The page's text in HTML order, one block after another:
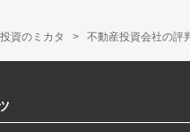
資のミカタ 不動産投資会社の評